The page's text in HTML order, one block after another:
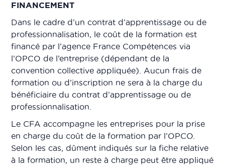
FINANCEMENT
Dans le cadre d’un contrat d’apprentissage ou de
professionnalisation, le coût de la formation est
financé par l’agence France Compétences via
l’OPCO de l’entreprise (dépendant de la
convention collective appliquée). Aucun frais de
formation ou d’inscription ne sera à la charge du
bénéficiaire du contrat d’apprentissage ou de
professionnalisation.
Le CFA accompagne les entreprises pour la prise
en charge du coût de la formation par l’OPCO.
Selon les cas, dûment indiqués sur la fiche relative
à la formation, un reste à charge peut être appliqué